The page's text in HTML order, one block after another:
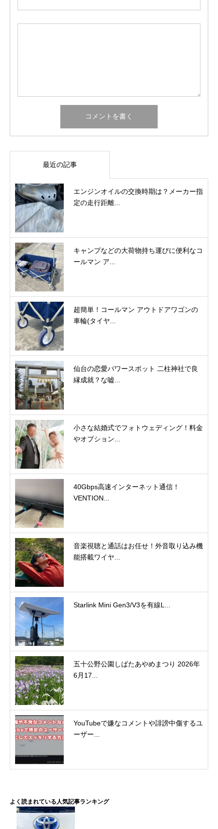
最近の記事
エンジンオイルの交換時期は？メーカー指
定の走行距離...
キャンプなどの大荷物持ち運びに便利なコ
ールマン ア...
超簡単！コールマン アウトドアワゴンの
車輪(タイヤ...
仙台の恋愛パワースポット 二柱神社で良
縁成就？な嘘...
小さな結婚式でフォトウェディング！料金
やオプション...
40Gbps高速インターネット通信！
VENTION...
音楽視聴と通話はお任せ！外音取り込み機
能搭載ワイヤ...
Starlink Mini Gen3/V3を有線L...
五十公野公園しばたあやめまつり 2026年
6月17...
YouTubeで嫌なコメントや誹謗中傷するユ
ーザー...
よく読まれている人気記事ランキング